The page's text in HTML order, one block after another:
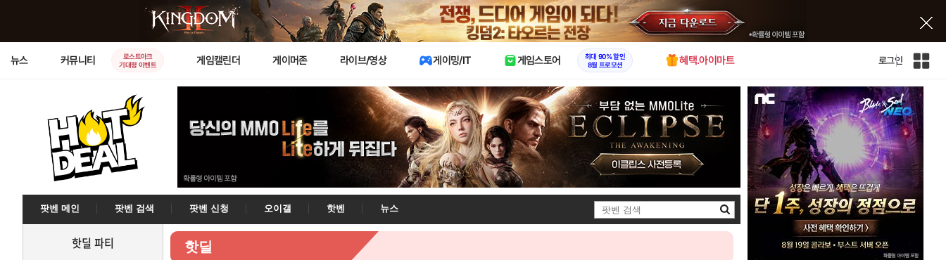
X
뉴스 커뮤니티
로스트아크
기대평 이벤트
게임캘린더 게이머존 라이브/영상 게이밍/IT 게임스토어
최대 90% 할인
8월 프로모션
혜택.아이마트 로그인
인
전
체
사
팟벤 메인 팟벤 검색 팟벤 신청 오이갤 핫벤
뉴스
검
색
핫딜 파티 핫딜